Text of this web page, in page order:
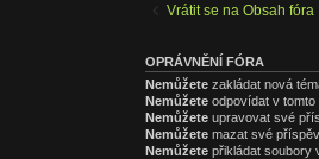
Vrátit se na Obsah fóra
OPRÁVNĚNÍ FÓRA
Nemůžete zakládat nová
Nemůžete odpovídat v tomto
Nemůžete upravovat své
Nemůžete mazat své
Nemůžete přikládat soubory